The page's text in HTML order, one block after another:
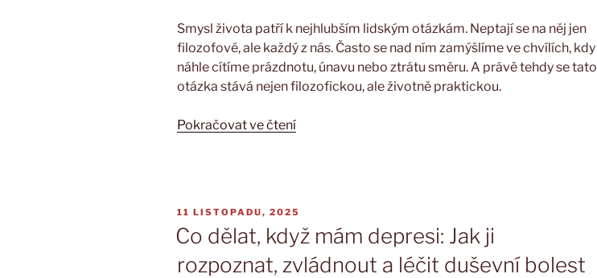
Smysl života patří k nejhlubším lidským otázkám. Neptají se na něj jen
filozofové, ale každý z nás. Často se nad ním zamýšlíme ve chvílích, kdy
náhle cítíme prázdnotu, únavu nebo ztrátu směru. A právě tehdy se tato
otázka stává nejen filozofickou, ale životně praktickou.
Pokračovat ve čtení„Smysl
a
jak
PUBLIKOVÁNO
11 LISTOPADU, 2025
Co dělat, když mám depresi: Jak ji
rozpoznat, zvládnout a léčit duševní bolest